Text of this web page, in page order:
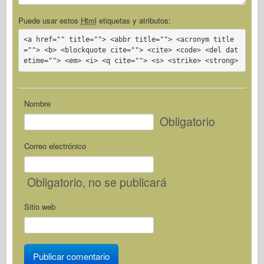
Puede usar estos Html etiquetas y atributos:
<a href="" title=""> <abbr title=""> <acronym title
=""> <b> <blockquote cite=""> <cite> <code> <del dat
etime=""> <em> <i> <q cite=""> <s> <strike> <strong>
Nombre
Obligatorio
Correo electrónico
Obligatorio, no se publicará
Sitio web